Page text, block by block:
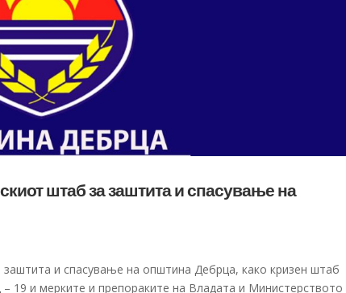
штаб за заштита и спасување на
и спасување на општина Дебрца, како кризен штаб
19 и мерките и препораките на Владата и Министерството